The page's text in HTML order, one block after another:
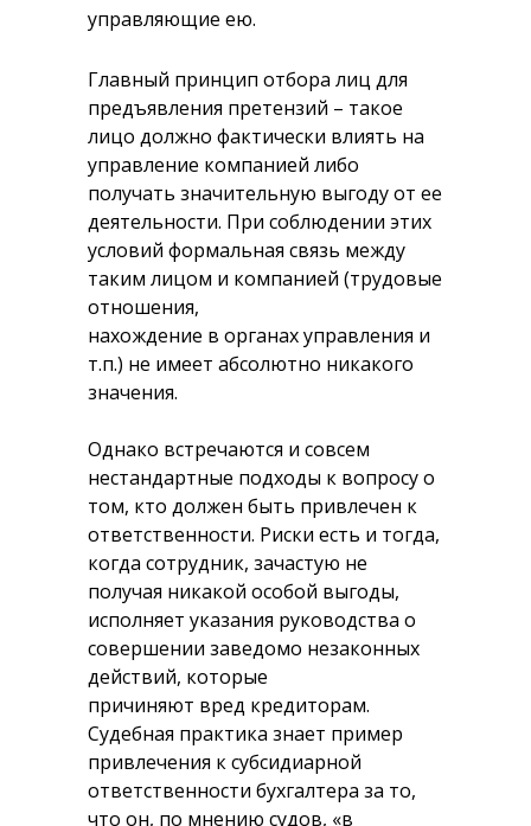
управляющие ею.
Главный принцип отбора лиц для
предъявления претензий – такое
лицо должно фактически влиять на
управление компанией либо
получать значительную выгоду от ее
деятельности. При соблюдении этих
условий формальная связь между
таким лицом и компанией (трудовые
отношения,
нахождение в органах управления и
т.п.) не имеет абсолютно никакого
значения.
Однако встречаются и совсем
нестандартные подходы к вопросу о
том, кто должен быть привлечен к
ответственности. Риски есть и тогда,
когда сотрудник, зачастую не
получая никакой особой выгоды,
исполняет указания руководства о
совершении заведомо незаконных
действий, которые
причиняют вред кредиторам.
Судебная практика знает пример
привлечения к субсидиарной
ответственности бухгалтера за то,
что он, по мнению судов, «в